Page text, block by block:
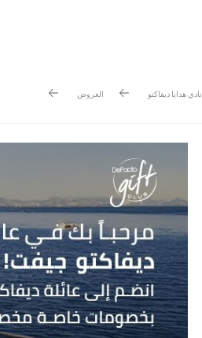
نادي هدايا ديفاكتو العروض